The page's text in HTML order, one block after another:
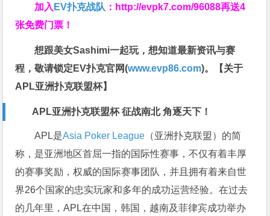
加入 EV扑克战队 ： http://evpk7.com/96088再送4
张免费门票！
想跟美女Sashimi一起玩，想知道最新资讯与赛
程，敬请锁定EV扑克官网(www.evp86.com)。
【关于
APL亚洲扑克联盟杯】
APL亚洲扑克联盟杯 征战南北 角逐天下！
APL是Asia Poker League （亚洲扑克联盟）的简
称，是亚洲地区首屈一指的国际性赛事，不仅有着丰厚
的赛事奖励，权威的国际赛事团队，并且拥有着来自世
界26个国家的忠实玩家和多年的成功运营经验。在过去
的几年里，APL在中国，韩国，越南及菲律宾成功举办